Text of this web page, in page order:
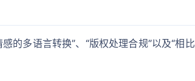
的多语言转换”、“版权处理合规”以及“相